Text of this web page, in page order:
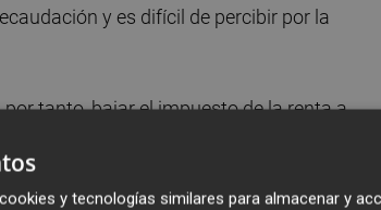
y es difícil de percibir por la
por tanto, bajar el impuesto de la renta a
en voz alta Gamarra.
y tecnologías similares para almacenar y